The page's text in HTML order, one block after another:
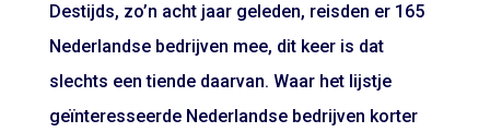
Destijds, zo’n acht jaar geleden, reisden er 165
Nederlandse bedrijven mee, dit keer is dat
slechts een tiende daarvan. Waar het lijstje
geïnteresseerde Nederlandse bedrijven korter